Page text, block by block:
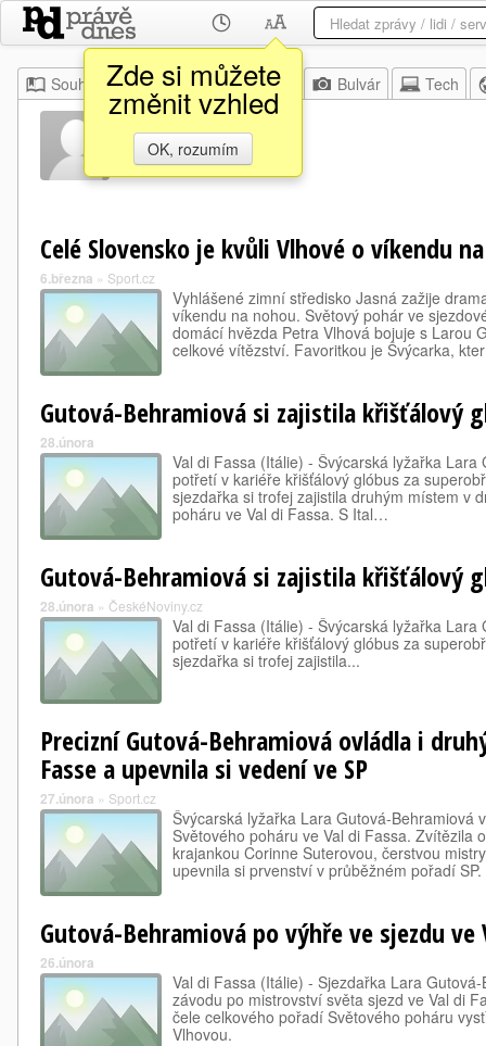
Zde si můžete
změnit vzhled
OK, rozumím
Souhrn Moje Z domova Bulvár Tech
Elvis Piazza
Celé Slovensko je kvůli Vlhové o víkendu
6.března » Sport.cz
Vyhlášené zimní středisko Jasná zažije
víkendu na nohou. Světový pohár ve
domácí hvězda Petra Vlhová bojuje s Larou
celkové vítězství. Favoritkou je Švýcarka,
Gutová-Behramiová si zajistila křišťálový
28.února
Val di Fassa (Itálie) - Švýcarská lyžařka
potřetí v kariéře křišťálový glóbus za
sjezdařka si trofej zajistila druhým místem v
poháru ve Val di Fassa. S Ital…
Gutová-Behramiová si zajistila křišťálový
28.února » ČeskéNoviny.cz
Val di Fassa (Itálie) - Švýcarská lyžařka
potřetí v kariéře křišťálový glóbus za
sjezdařka si trofej zajistila...
Precizní Gutová-Behramiová ovládla i
Fasse a upevnila si vedení ve SP
27.února » Sport.cz
Švýcarská lyžařka Lara Gutová-Behramiová
Světového poháru ve Val di Fassa. Zvítězila
krajankou Corinne Suterovou, čerstvou
upevnila si prvenství v průběžném pořadí SP.
Gutová-Behramiová po výhře ve sjezdu ve
26.února
Val di Fassa (Itálie) - Sjezdařka Lara
závodu po mistrovství světa sjezd ve Val di
čele celkového pořadí Světového poháru
Vlhovou.